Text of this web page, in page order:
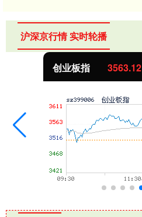
沪深京行情 实时轮播
创业板指 3563.12